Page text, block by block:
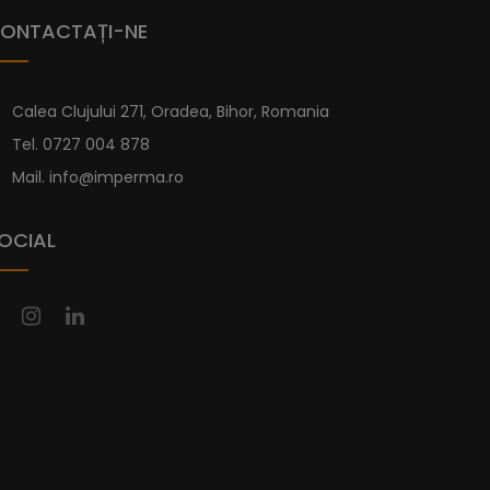
Personalizată
în baia dumneavoastră cu lavoarul încorporat
ce îmbină eleganța cu utilitatea.
plăcută, beneficiind de calitatea
ale acestui produs.
NE
Calea Clujului 271, Oradea, Bihor, Romania
Tel. 0727 004 878
Mail. info@imperma.ro